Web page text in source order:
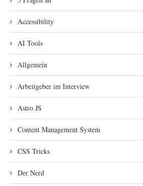
Accessibility
AI Tools
Allgemein
Arbeitgeber im Interview
Astro JS
Content Management System
CSS Tricks
Der Nerd